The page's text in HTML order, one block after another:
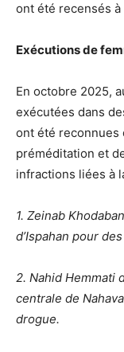
ont été recensés
Exécutions de
En octobre 2025,
exécutées dans
ont été reconnues
préméditation et
infractions liées à
1. Zeinab
d’Ispahan pour
2. Nahid Hemmati
centrale de
drogue.